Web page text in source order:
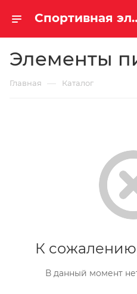
Спортивная
Элементы
Главная — Каталог
К
В данный момент